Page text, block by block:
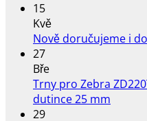
15
Kvě
Nově doručujeme i
27
Bře
Trny pro Zebra
dutince 25 mm
29